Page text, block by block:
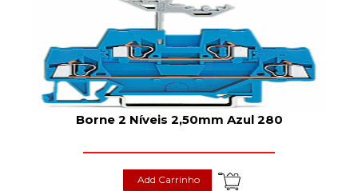
Borne 2 Níveis 2,50mm Azul 280
Add Carrinho